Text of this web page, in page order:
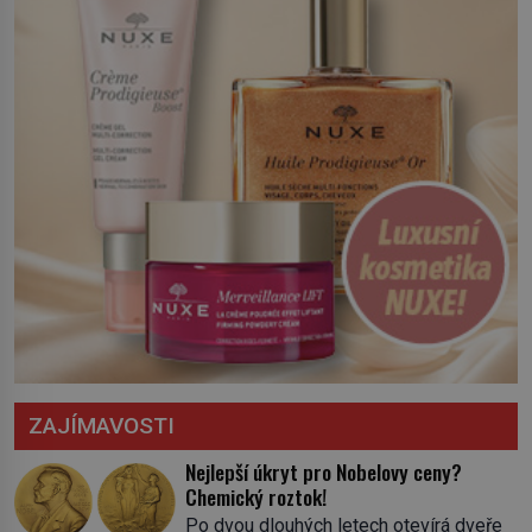
ZAJÍMAVOSTI
Nejlepší úkryt pro Nobelovy ceny?
Chemický roztok!
Po dvou dlouhých letech otevírá dveře